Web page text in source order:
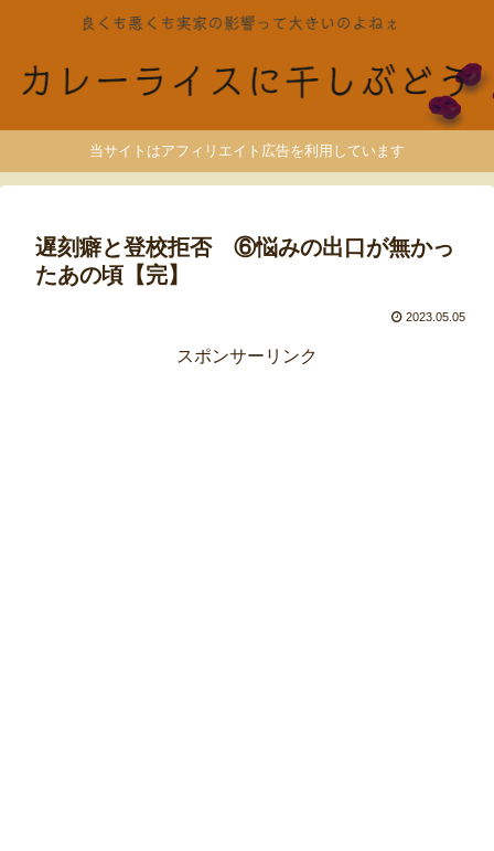
当サイトはアフィリエイト広告を利用しています
遅刻癖と登校拒否 ⑥悩みの出口が無かっ
たあの頃【完】
2023.05.05
スポンサーリンク